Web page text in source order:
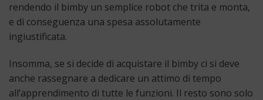
rendendo il bimby un semplice robot che trita e monta,
e di conseguenza una spesa assolutamente
ingiustificata.
Insomma, se si decide di acquistare il bimby ci si deve
anche rassegnare a dedicare un attimo di tempo
all’apprendimento di tutte le funzioni. Il resto sono solo